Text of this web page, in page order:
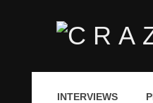
INTERVIEWS